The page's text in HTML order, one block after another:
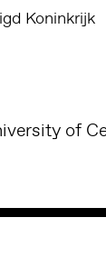
Koninkrijk
of